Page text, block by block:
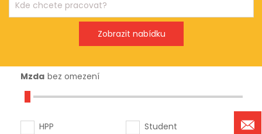
Mzda bez omezení
HPP
Student